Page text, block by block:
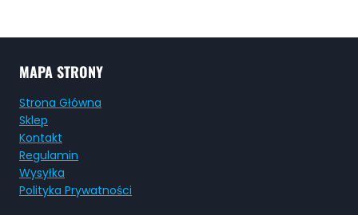
MAPA STRONY
Strona Główna
Sklep
Kontakt
Regulamin
Wysyłka
Polityka Prywatności